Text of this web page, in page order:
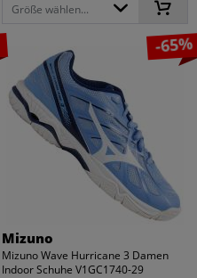
Größe wählen...
-65%
Mizuno
Mizuno Wave Hurricane 3 Damen
Indoor Schuhe V1GC1740-29